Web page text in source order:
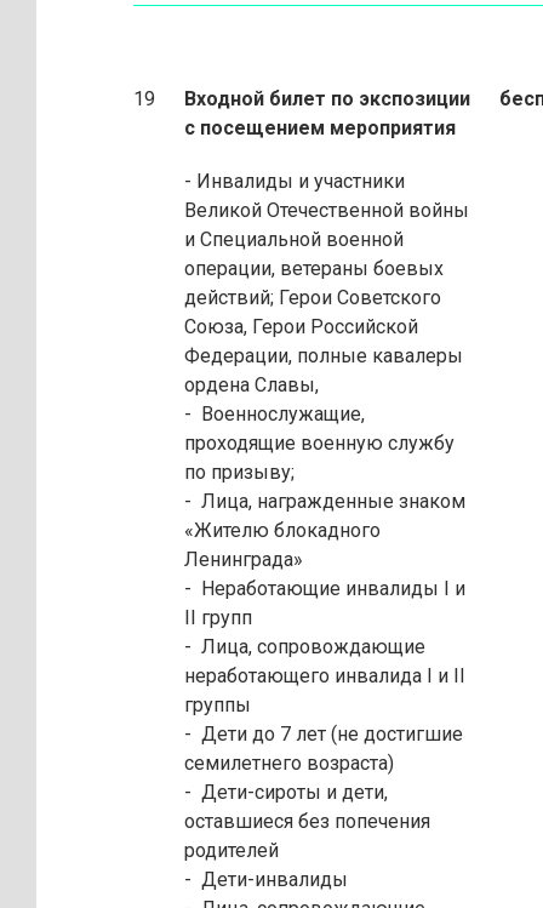
19
Входной билет по экспозиции
с посещением мероприятия
- Инвалиды и участники
Великой Отечественной войны
и Специальной военной
операции, ветераны боевых
действий; Герои Советского
Союза, Герои Российской
Федерации, полные кавалеры
ордена Славы,
- Военнослужащие,
проходящие военную службу
по призыву;
- Лица, награжденные знаком
«Жителю блокадного
Ленинграда»
- Неработающие инвалиды I и
II групп
- Лица, сопровождающие
неработающего инвалида I и II
группы
- Дети до 7 лет (не достигшие
семилетнего возраста)
- Дети-сироты и дети,
оставшиеся без попечения
родителей
- Дети-инвалиды